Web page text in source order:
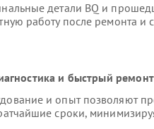
детали BQ и
работу после ремонта и
и быстрый ремонт
и опыт позволяют
сроки,